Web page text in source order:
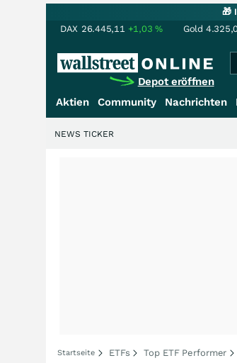
🎁
DAX 26.445,11 +1,03% Gold
Depot eröffnen
Aktien Community Nachrichten
NEWS TICKER
Startseite ETFs Top ETF Performer